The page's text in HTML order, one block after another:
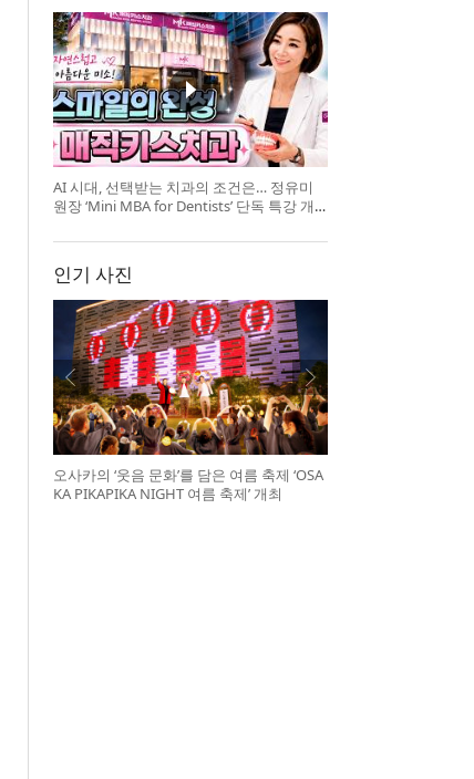
AI 시대, 선택받는 치과의 조건은… 정유미
원장 ‘Mini MBA for Dentists’ 단독 특강 개
인기 사진
오사카의 ‘웃음 문화’를 담은 여름 축제 ‘OSA
KA PIKAPIKA NIGHT 여름 축제’ 개최